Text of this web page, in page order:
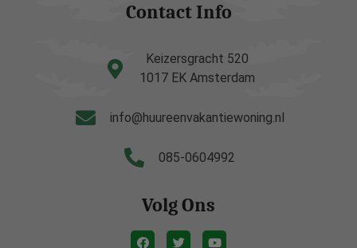
Contact Info
Keizersgracht 520
1017 EK Amsterdam
info@huureenvakantiewoning.nl
085-0604992
Volg Ons